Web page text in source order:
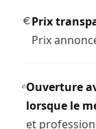
Prix
Prix
Ouverture
lorsque le
et